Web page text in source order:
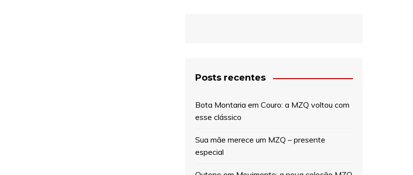
Posts recentes
Bota Montaria em Couro: a MZQ voltou com
esse clássico
Sua mãe merece um MZQ – presente
especial